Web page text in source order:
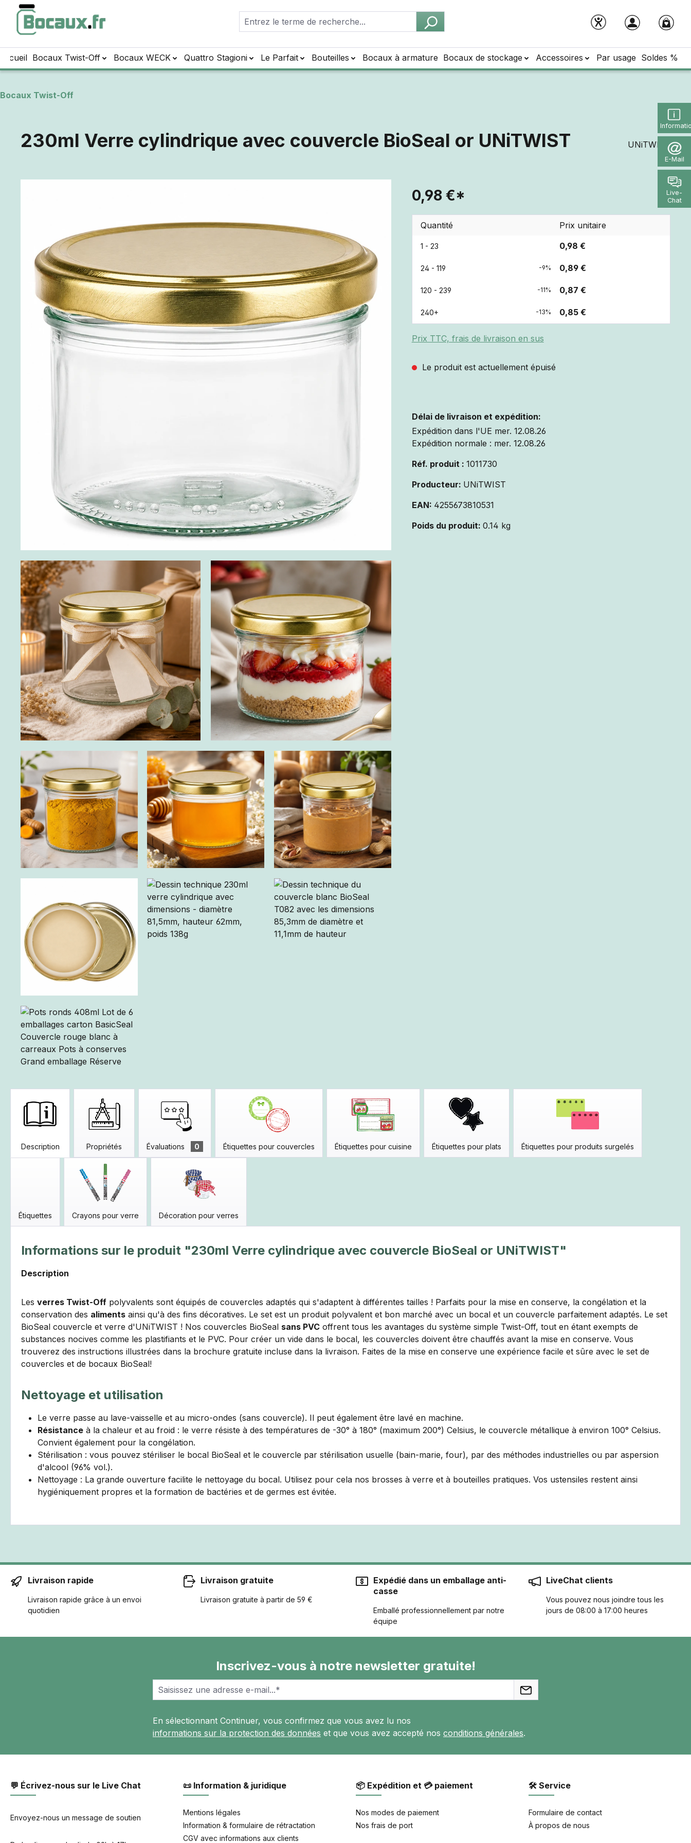
au contenu principal
Passer à la recherche
Passer à la navigation principale
E-Mail
Live-
Chat
Bocaux Twist-Off Bocaux WECK Quattro Stagioni Le Parfait Bouteilles Bocaux à armature Bocaux de stockage Accessoires Par usage Soldes %
Bocaux Twist-Off
230ml Verre cylindrique avec couvercle BioSeal or UNiTWIST UNiTWIST
0,98 €*
Quantité Prix unitaire
1 - 23 0,98 €
24 - 119 -9% 0,89 €
120 - 239 -11% 0,87 €
240+ -13% 0,85 €
Prix TTC, frais de livraison en sus
Le produit est actuellement épuisé
Délai de livraison et expédition:
Expédition dans l'UE mer. 12.08.26
Expédition normale : mer. 12.08.26
Réf. produit : 1011730
Producteur: UNiTWIST
EAN: 4255673810531
Poids du produit: 0.14 kg
Description Propriétés Évaluations 0 Étiquettes pour couvercles Étiquettes pour cuisine Étiquettes pour plats Étiquettes pour produits surgelés
Étiquettes Crayons pour verre Décoration pour verres
Informations sur le produit "230ml Verre cylindrique avec couvercle BioSeal or UNiTWIST"
Description
Les verres Twist-Off polyvalents sont équipés de couvercles adaptés qui s'adaptent à différentes tailles ! Parfaits pour la mise en conserve, la congélation et la
conservation des aliments ainsi qu'à des fins décoratives. Le set est un produit polyvalent et bon marché avec un bocal et un couvercle parfaitement adaptés. Le set
BioSeal couvercle et verre d'UNiTWIST ! Nos couvercles BioSeal sans PVC offrent tous les avantages du système simple Twist-Off, tout en étant exempts de
substances nocives comme les plastifiants et le PVC. Pour créer un vide dans le bocal, les couvercles doivent être chauffés avant la mise en conserve. Vous
trouverez des instructions illustrées dans la brochure gratuite incluse dans la livraison. Faites de la mise en conserve une expérience facile et sûre avec le set de
couvercles et de bocaux BioSeal!
Nettoyage et utilisation
Le verre passe au lave-vaisselle et au micro-ondes (sans couvercle). Il peut également être lavé en machine.
Résistance à la chaleur et au froid : le verre résiste à des températures de -30° à 180° (maximum 200°) Celsius, le couvercle métallique à environ 100° Celsius.
Convient également pour la congélation.
Stérilisation : vous pouvez stériliser le bocal BioSeal et le couvercle par stérilisation usuelle (bain-marie, four), par des méthodes industrielles ou par aspersion
d'alcool (96% vol.).
Nettoyage : La grande ouverture facilite le nettoyage du bocal. Utilisez pour cela nos brosses à verre et à bouteilles pratiques. Vos ustensiles restent ainsi
hygiéniquement propres et la formation de bactéries et de germes est évitée.
Livraison rapide
Livraison rapide grâce à un envoi
quotidien
Livraison gratuite
Livraison gratuite à partir de 59 €
Expédié dans un emballage anti-
casse
Emballé professionnellement par notre
équipe
LiveChat clients
Vous pouvez nous joindre tous les
jours de 08:00 à 17:00 heures
Inscrivez-vous à notre newsletter gratuite!
En sélectionnant Continuer, vous confirmez que vous avez lu nos
informations sur la protection des données et que vous avez accepté nos conditions générales.
💬 Écrivez-nous sur le Live Chat
Envoyez-nous un message de soutien
📜 Information & juridique
Mentions légales
Information & formulaire de rétractation
CGV avec informations aux clients
📦 Expédition et 💳 paiement
Nos modes de paiement
Nos frais de port
🛠 Service
Formulaire de contact
À propos de nous